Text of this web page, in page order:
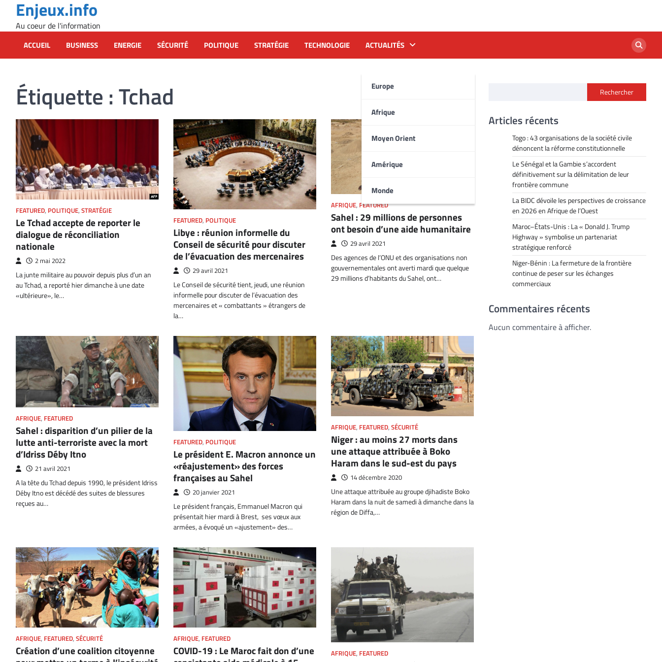
content
Enjeux.info
Au coeur de l'information
ACCUEIL BUSINESS ENERGIE SÉCURITÉ POLITIQUE STRATÉGIE TECHNOLOGIE ACTUALITÉS
Europe
Afrique
Moyen Orient
Amérique
Monde
Étiquette :Tchad
FEATURED, POLITIQUE, STRATÉGIE
Le Tchad accepte de reporter le
dialogue de réconciliation
nationale
2 mai 2022
La junte militaire au pouvoir depuis plus d’un an
au Tchad, a reporté hier dimanche à une date
«ultérieure», le…
FEATURED, POLITIQUE
Libye : réunion informelle du
Conseil de sécurité pour discuter
de l’évacuation des mercenaires
29 avril 2021
Le Conseil de sécurité tient, jeudi, une réunion
informelle pour discuter de l’évacuation des
mercenaires et « combattants » étrangers de
la…
AFRIQUE, FEATURED
Sahel : 29 millions de personnes
ont besoin d’une aide humanitaire
29 avril 2021
Des agences de l’ONU et des organisations non
gouvernementales ont averti mardi que quelque
29 millions d’habitants du Sahel, ont…
AFRIQUE, FEATURED
Sahel : disparition d’un pilier de la
lutte anti-terroriste avec la mort
d’Idriss Déby Itno
21 avril 2021
A la tête du Tchad depuis 1990, le président Idriss
Déby Itno est décédé des suites de blessures
reçues au…
FEATURED, POLITIQUE
Le président E. Macron annonce un
«réajustement» des forces
françaises au Sahel
20 janvier 2021
Le président français, Emmanuel Macron qui
présentait hier mardi à Brest, ses vœux aux
armées, a évoqué un «ajustement» des…
AFRIQUE, FEATURED, SÉCURITÉ
Niger : au moins 27 morts dans
une attaque attribuée à Boko
Haram dans le sud-est du pays
14 décembre 2020
Une attaque attribuée au groupe djihadiste Boko
Haram dans la nuit de samedi à dimanche dans la
région de Diffa,…
AFRIQUE, FEATURED, SÉCURITÉ
Création d’une coalition citoyenne
AFRIQUE, FEATURED
COVID-19 : Le Maroc fait don d’une
AFRIQUE, FEATURED
Rechercher
Articles récents
Togo : 43 organisations de la société civile
dénoncent la réforme constitutionnelle
Le Sénégal et la Gambie s’accordent
définitivement sur la délimitation de leur
frontière commune
La BIDC dévoile les perspectives de croissance
en 2026 en Afrique de l’Ouest
Maroc–États-Unis : La « Donald J. Trump
Highway » symbolise un partenariat
stratégique renforcé
Niger-Bénin : La fermeture de la frontière
continue de peser sur les échanges
commerciaux
Commentaires récents
Aucun commentaire à afficher.